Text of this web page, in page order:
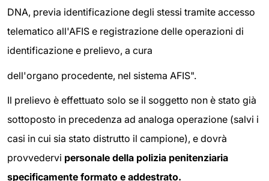
DNA, previa identificazione degli stessi tramite accesso
telematico all'AFIS e registrazione delle operazioni di
identificazione e prelievo, a cura
dell'organo procedente, nel sistema AFIS".
Il prelievo è effettuato solo se il soggetto non è stato già
sottoposto in precedenza ad analoga operazione (salvi i
casi in cui sia stato distrutto il campione), e dovrà
provvedervi personale della polizia penitenziaria
specificamente formato e addestrato.